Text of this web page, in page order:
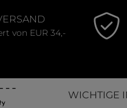
von EUR 34,-
WICHTIGE